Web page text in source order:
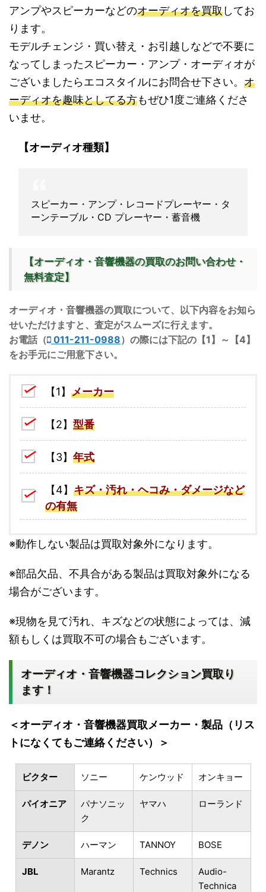
アンプやスピーカーなどのオーディオを買取してお
ります。
モデルチェンジ・買い替え・お引越しなどで不要に
なってしまったスピーカー・アンプ・オーディオが
ございましたらエコスタイルにお問合せ下さい。 オ
ーディオを趣味としてる方もぜひ1度ご連絡くださ
いませ。
【オーディオ種類】
スピーカー・アンプ・レコードプレーヤー・タ
ーンテーブル・CD プレーヤー・蓄音機
【オーディオ・音響機器の買取のお問い合わせ・
無料査定】
オーディオ・音響機器の買取について、以下内容をお知ら
せいただけますと、査定がスムーズに行えます。
お電話（ 011-211-0988）の際には下記の【1】～【4】
をお手元にご用意下さい。
【1】 メーカー
【2】 型番
【3】 年式
【4】 キズ・汚れ・ヘコみ・ダメージなど
の有無
※動作しない製品は買取対象外になります。
※部品欠品、不具合がある製品は買取対象外になる
場合がございます。
※現物を見て汚れ、キズなどの状態によっては、減
額もしくは買取不可の場合もございます。
オーディオ・音響機器コレクション買取り
ます！
＜オーディオ・音響機器買取メーカー・製品（リス
トになくてもご連絡ください）＞
ビクター ソニー ケンウッド オンキョー
パイオニア
パナソニッ
ク
ヤマハ ローランド
デノン ハーマン TANNOY BOSE
JBL Marantz Technics
Audio-
Technica